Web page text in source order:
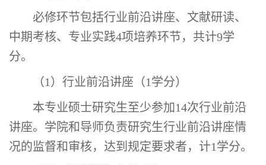
必修环节包括行业前沿讲座、文献研读、
中期考核、专业实践4项培养环节， 共计9学
分。
（1 ）行业前沿讲座（1 学分）
本专业硕士研究生至少参加 14次行业前沿
讲座。 学院和导师负责研究生行业前沿讲座情
况的监督和审核，达到规定要求者，计1 学分。